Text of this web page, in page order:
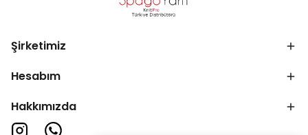
Şirketimiz
Hesabım
Hakkımızda